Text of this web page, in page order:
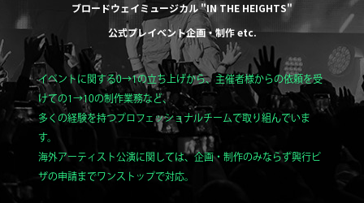
ブロードウェイミュージカル"IN THE HEIGHTS"
公式プレイベント企画・制作etc.
イベントに関する0→1の立ち上げから、主催者様からの依頼を受
けての1→10の制作業務など、
多くの経験を持つプロフェッショナルチームで取り組んでいま
す。
海外アーティスト公演に関しては、企画・制作のみならず興行ビ
ザの申請までワンストップで対応。